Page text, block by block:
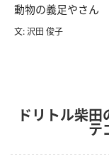
動物の義足やさん
文: 沢田 俊子
ドリトル柴
テ